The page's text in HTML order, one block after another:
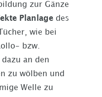
zur Gänze
Planlage des
wie bei
bzw.
an den
zu wölben und
Welle zu